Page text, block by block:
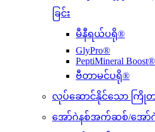
ခြင်း
မီနီရယ်ပရို®
GlyPro®
PeptiMineral Boost®
ဗီတာမင်ပရို®
လုပ်ဆောင်နိုင်သော ကြိုတ
အော်ဂဲနစ်အက်ဆစ်/အေ